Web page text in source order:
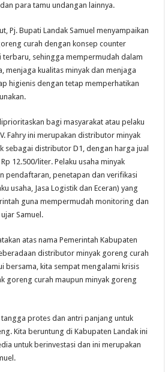
para tamu undangan lainnya.
Pj. Bupati Landak Samuel menyampaikan
curah dengan konsep counter
terbaru, sehingga mempermudah dalam
menjaga kualitas minyak dan menjaga
higienis dengan tetap memperhatikan
bagi masyarakat atau pelaku
Fahry ini merupakan distributor minyak
sebagai distributor D1, dengan harga jual
12.500/liter. Pelaku usaha minyak
pendaftaran, penetapan dan verifikasi
usaha, Jasa Logistik dan Eceran) yang
guna mempermudah monitoring dan
Samuel.
atas nama Pemerintah Kabupaten
distributor minyak goreng curah
bersama, kita sempat mengalami krisis
goreng curah maupun minyak goreng
protes dan antri panjang untuk
Kita beruntung di Kabupaten Landak ini
untuk berinvestasi dan ini merupakan